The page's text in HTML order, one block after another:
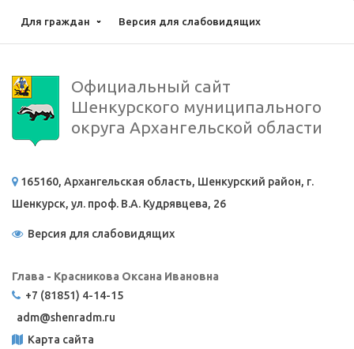
Для граждан Версия для слабовидящих
Официальный сайт
Шенкурского муниципального
округа Архангельской области
165160, Архангельская область, Шенкурский район, г.
Шенкурск, ул. проф. В.А. Кудрявцева, 26
Версия для слабовидящих
Глава - Красникова Оксана Ивановна
+7 (81851) 4-14-15
adm@shenradm.ru
Карта сайта